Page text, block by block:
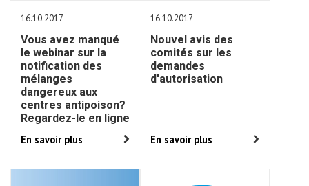
16.10.2017
Vous avez manqué
le webinar sur la
notification des
mélanges
dangereux aux
centres antipoison?
Regardez-le en ligne
En savoir plus
16.10.2017
Nouvel avis des
comités sur les
demandes
d'autorisation
En savoir plus